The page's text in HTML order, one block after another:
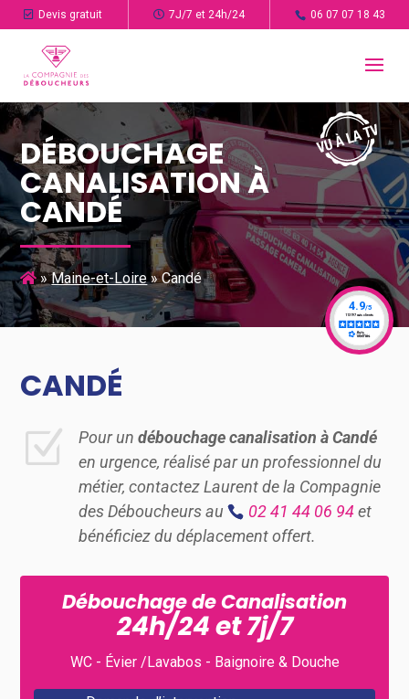
Devis gratuit 7J/7 et 24h/24 06 07 07 18 43
DÉBOUCHAGE
CANALISATION À
CANDÉ
»Maine-et-Loire»Candé
CANDÉ
Z Pour undébouchage canalisation à Candé
en urgence, réalisé par un professionnel du
métier, contactez Laurent de la Compagnie
des Déboucheurs au
02 41 44 06 94et
bénéficiez du déplacement offert.
Débouchage de Canalisation
24h/24 et 7j/7
WC - Évier /Lavabos - Baignoire & Douche